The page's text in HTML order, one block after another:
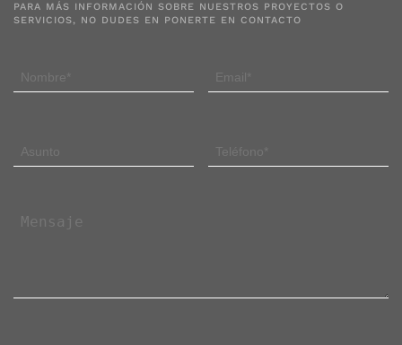
PARA MÁS INFORMACIÓN SOBRE NUESTROS PROYECTOS O
SERVICIOS, NO DUDES EN PONERTE EN CONTACTO